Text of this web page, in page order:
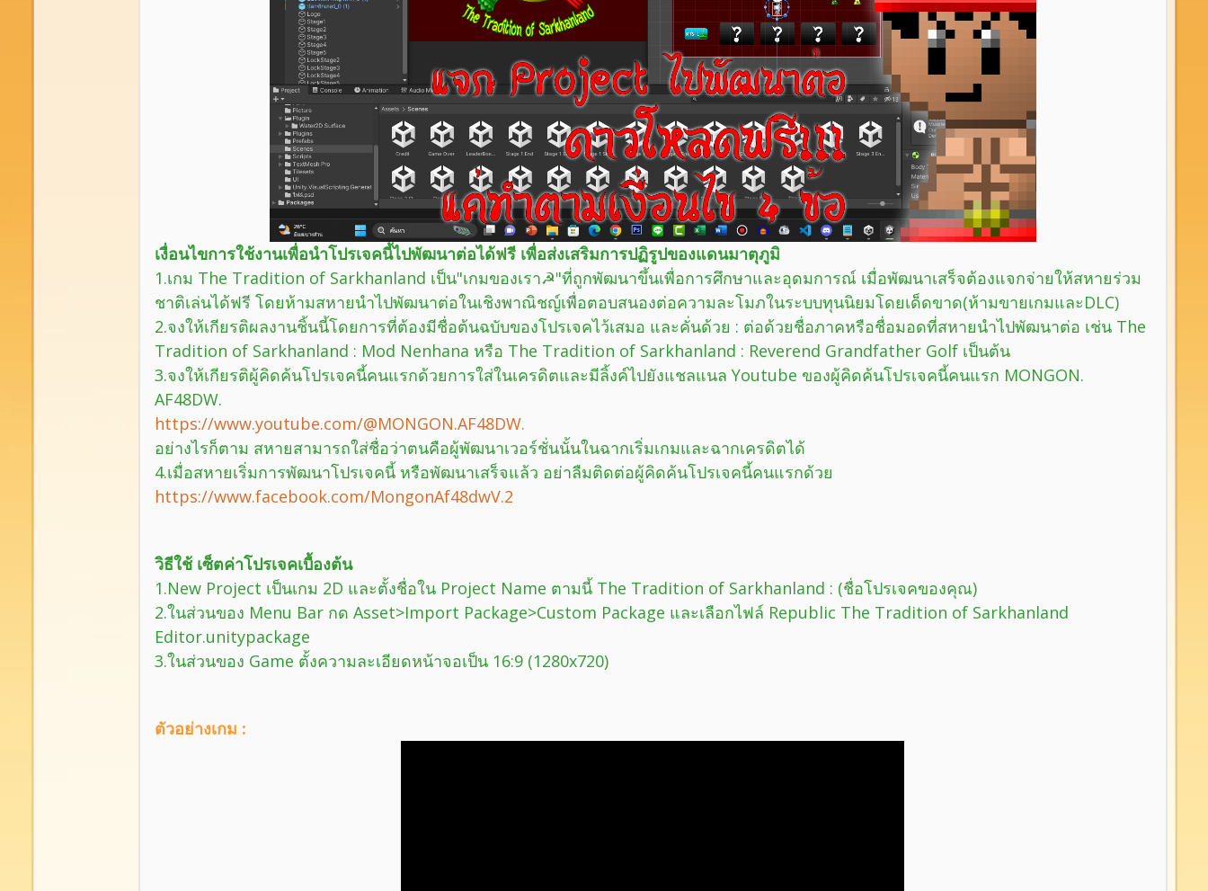
เงื่อนไขการใช้งานเพื่อนำโปรเจคนี้ไปพัฒนาต่อได้ฟรี เพื่อส่งเสริมการปฏิรูปของแดนมาตุภูมิ
1.เกม The Tradition of Sarkhanland เป็น"เกมของเรา☭"ที่ถูกพัฒนาขึ้นเพื่อการศึกษาและอุดมการณ์ เมื่อพัฒนาเสร็จต้องแจกจ่ายให้สหายร่วม
ชาติเล่นได้ฟรี โดยห้ามสหายนำไปพัฒนาต่อในเชิงพาณิชญ์เพื่อตอบสนองต่อความละโมภในระบบทุนนิยมโดยเด็ดขาด(ห้ามขายเกมและDLC)
2.จงให้เกียรติผลงานชิ้นนี้โดยการที่ต้องมีชื่อต้นฉบับของโปรเจคไว้เสมอ และคั่นด้วย : ต่อด้วยชื่อภาคหรือชื่อมอดที่สหายนำไปพัฒนาต่อ เช่น The
Tradition of Sarkhanland : Mod Nenhana หรือ The Tradition of Sarkhanland : Reverend Grandfather Golf เป็นต้น
3.จงให้เกียรติผู้คิดค้นโปรเจคนี้คนแรกด้วยการใส่ในเครดิตและมีลิ้งค์ไปยังแชลแนล Youtube ของผู้คิดค้นโปรเจคนี้คนแรก MONGON.
AF48DW.
https://www.youtube.com/@MONGON.AF48DW.
อย่างไรก็ตาม สหายสามารถใส่ชื่อว่าตนคือผู้พัฒนาเวอร์ชั่นนั้นในฉากเริ่มเกมและฉากเครดิตได้
4.เมื่อสหายเริ่มการพัฒนาโปรเจคนี้ หรือพัฒนาเสร็จแล้ว อย่าลืมติดต่อผู้คิดค้นโปรเจคนี้คนแรกด้วย
https://www.facebook.com/MongonAf48dwV.2
วิธีใช้ เซ็ตค่าโปรเจคเบื้องต้น
1.New Project เป็นเกม 2D และตั้งชื่อใน Project Name ตามนี้ The Tradition of Sarkhanland : (ชื่อโปรเจคของคุณ)
2.ในส่วนของ Menu Bar กด Asset>Import Package>Custom Package และเลือกไฟล์ Republic The Tradition of Sarkhanland
Editor.unitypackage
3.ในส่วนของ Game ตั้งความละเอียดหน้าจอเป็น 16:9 (1280x720)
ตัวอย่างเกม :